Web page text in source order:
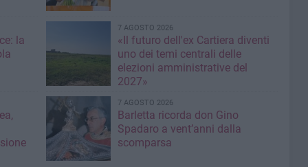
la
7 AGOSTO 2026
«Il futuro dell'ex Cartiera diventi
uno dei temi centrali delle
elezioni amministrative del
2027»
7 AGOSTO 2026
Barletta ricorda don Gino
Spadaro a vent’anni dalla
scomparsa